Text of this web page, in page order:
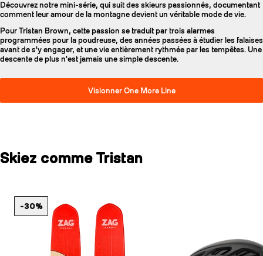
Découvrez notre mini-série, qui suit des skieurs passionnés, documentant
comment leur amour de la montagne devient un véritable mode de vie.
Pour Tristan Brown, cette passion se traduit par trois alarmes
programmées pour la poudreuse, des années passées à étudier les falaises
avant de s'y engager, et une vie entièrement rythmée par les tempêtes. Une
descente de plus n'est jamais une simple descente.
Visionner One More Line
Skiez comme Tristan
-30%